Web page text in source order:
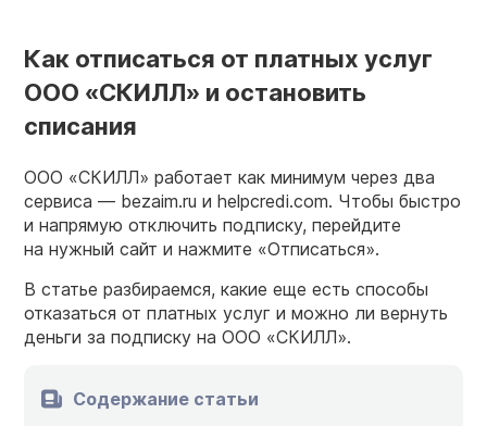
Как отписаться от платных услуг
ООО «СКИЛЛ» и остановить
списания
ООО «СКИЛЛ» работает как минимум через два
сервиса — bezaim.ru и helpcredi.com. Чтобы быстро
и напрямую отключить подписку, перейдите
на нужный сайт и нажмите «Отписаться».
В статье разбираемся, какие еще есть способы
отказаться от платных услуг и можно ли вернуть
деньги за подписку на ООО «СКИЛЛ».
Содержание статьи